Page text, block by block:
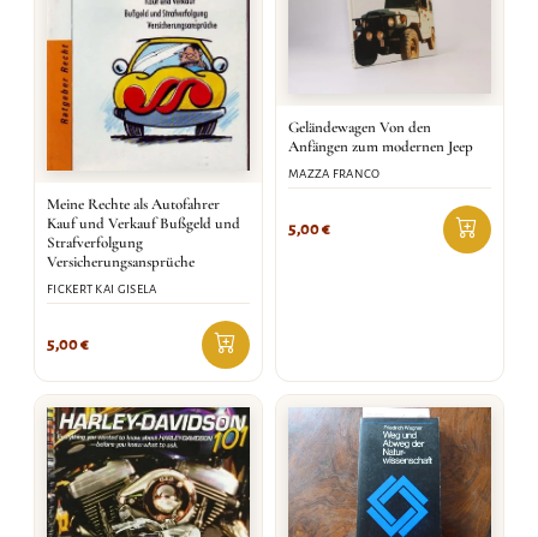
Meine Rechte als Autofahrer
Kauf und Verkauf Bußgeld und
Strafverfolgung
Versicherungsansprüche
FICKERT KAI GISELA
5,00€
Geländewagen Von den
Anfängen zum modernen Jeep
MAZZA FRANCO
5,00€